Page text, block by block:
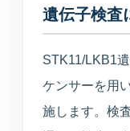
遺伝子検査
STK11/LKB1
ケンサーを用
施します。検